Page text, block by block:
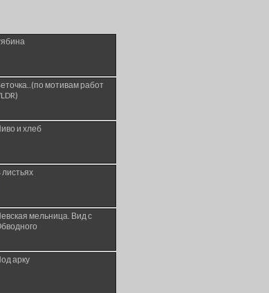
мотивам работ
и хлеб
листьях
мельница. Вид с
арку